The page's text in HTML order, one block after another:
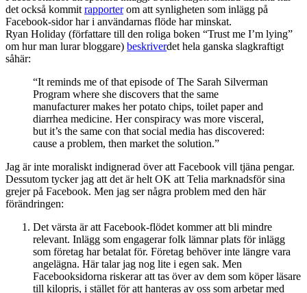
det också kommit rapporterom att synligheten som inlägg på
Facebook-sidor har i användarnas flöde har minskat.
Ryan Holiday (författare till den roliga boken “Trust me I’m lying”
om hur man lurar bloggare) beskriverdet hela ganska slagkraftigt
såhär:
“It reminds me of that episode of The Sarah Silverman
Program where she discovers that the same
manufacturer makes her potato chips, toilet paper and
diarrhea medicine. Her conspiracy was more visceral,
but it’s the same con that social media has discovered:
cause a problem, then market the solution.”
Jag är inte moraliskt indignerad över att Facebook vill tjäna pengar.
Dessutom tycker jag att det är helt OK att Telia marknadsför sina
grejer på Facebook. Men jag ser några problem med den här
förändringen:
Det värsta är att Facebook-flödet kommer att bli mindre
relevant. Inlägg som engagerar folk lämnar plats för inlägg
som företag har betalat för. Företag behöver inte längre vara
angelägna. Här talar jag nog lite i egen sak. Men
Facebooksidorna riskerar att tas över av dem som köper läsare
till kilopris, i stället för att hanteras av oss som arbetar med